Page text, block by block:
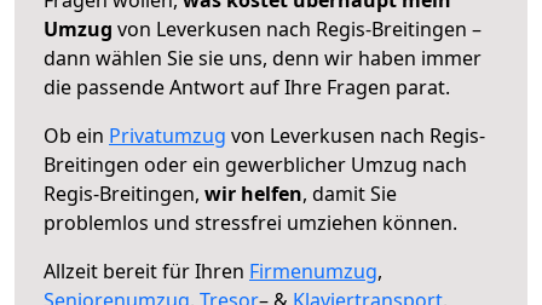
Umzug von Leverkusen nach Regis-Breitingen –
dann wählen Sie sie uns, denn wir haben immer
die passende Antwort auf Ihre Fragen parat.
Ob ein Privatumzug von Leverkusen nach Regis-
Breitingen oder ein gewerblicher Umzug nach
Regis-Breitingen, wir helfen, damit Sie
problemlos und stressfrei umziehen können.
Allzeit bereit für Ihren Firmenumzug,